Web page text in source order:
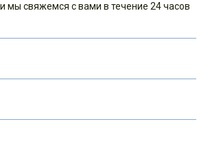
мы свяжемся с вами в течение 24 часов